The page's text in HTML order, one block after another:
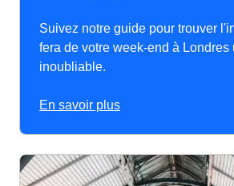
Suivez notre guide pour trouver
fera de votre week-end à Londres
inoubliable.
En savoir plus